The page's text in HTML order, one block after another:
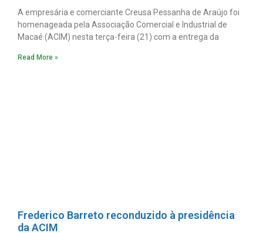
A empresária e comerciante Creusa Pessanha de Araújo foi
homenageada pela Associação Comercial e Industrial de
Macaé (ACIM) nesta terça-feira (21) com a entrega da
Read More »
Frederico Barreto reconduzido à presidência
da ACIM